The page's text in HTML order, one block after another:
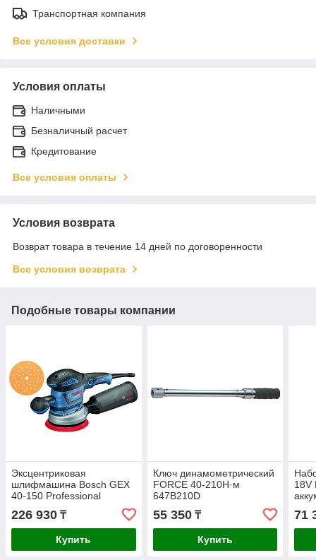
Транспортная компания
Все условия доставки
Условия оплаты
Наличными
Безналичный расчет
Кредитование
Все условия оплаты
Условия возврата
Возврат товара в течение 14 дней по договоренности
Все условия возврата
Подобные товары компании
Эксцентриковая
шлифмашина Bosch GEX
40-150 Professional
060137B202
226 930 ₸
Купить
Ключ динамометрический
FORCE 40-210Н·м
647B210D
55 350₸
Купить
18V
71